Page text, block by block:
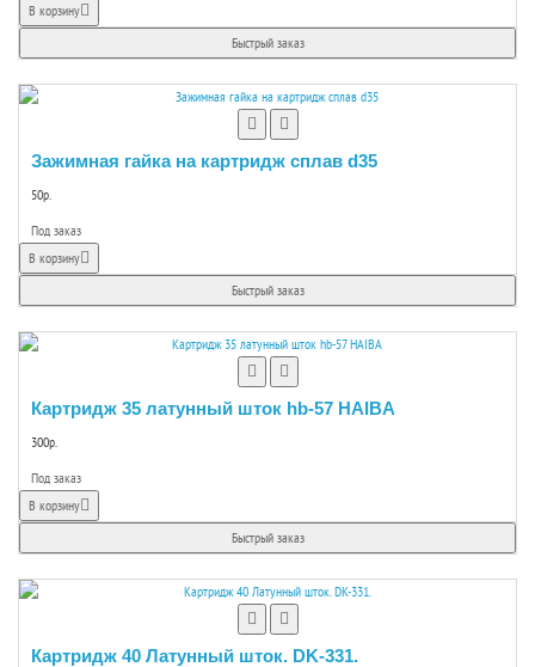
В корзину
Быстрый заказ
Зажимная гайка на картридж сплав d35
50р.
Под заказ
В корзину
Быстрый заказ
Картридж 35 латунный шток hb-57 HAIBA
300р.
Под заказ
В корзину
Быстрый заказ
Картридж 40 Латунный шток. DK-331.